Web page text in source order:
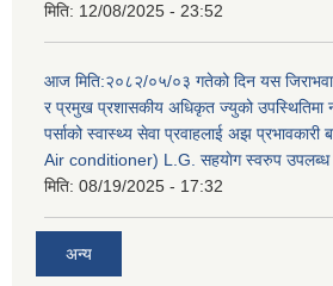
मिति: 12/08/2025 - 23:52
आज मिति:२०८२/०५/०३ गतेको दिन यस
र प्रमुख प्रशासकीय अधिकृत ज्युको उपस्थितिमा
पर्साको स्वास्थ्य सेवा प्रवाहलाई अझ
Air conditioner) L.G. सहयाेग स्वरुप उपलब्ध
मिति: 08/19/2025 - 17:32
अन्य